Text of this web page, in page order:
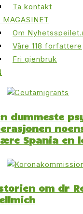
Ta kontakt
MAGASINET
Om
Våre 118 forfattere
Fri gjenbruk
dummeste
Spania en
om dr